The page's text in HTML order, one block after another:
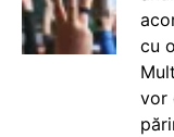
cu
vor